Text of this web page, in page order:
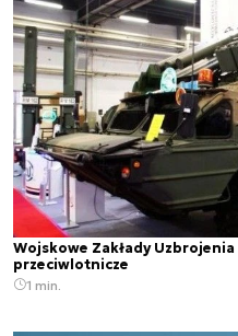
Wojskowe Zakłady
przeciwlotnicze
1 min.